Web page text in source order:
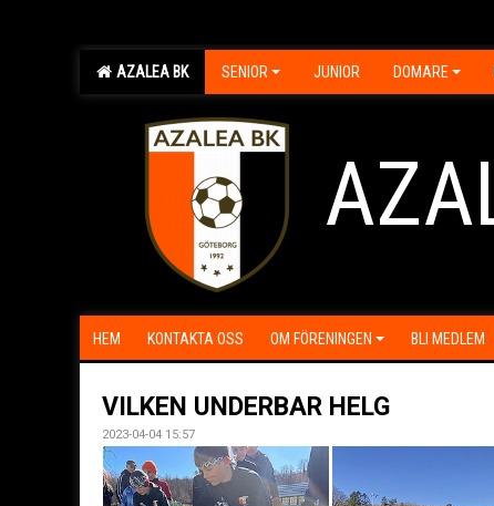
AZALEA BK SENIOR JUNIOR DOMARE
HEM KONTAKTA OSS OM FÖRENINGEN BLI MEDLEM
VILKEN UNDERBAR HELG
2023-04-04 15:57